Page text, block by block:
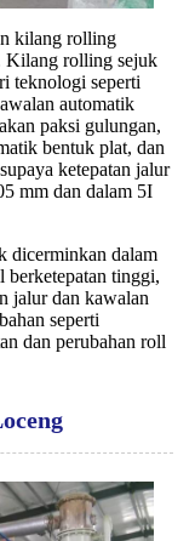
kilang rolling
Kilang rolling sejuk
teknologi seperti
automatik
paksi gulungan,
bentuk plat, dan
ketepatan jalur
mm dan dalam 5I
dicerminkan dalam
tinggi,
jalur dan kawalan
seperti
dan perubahan roll